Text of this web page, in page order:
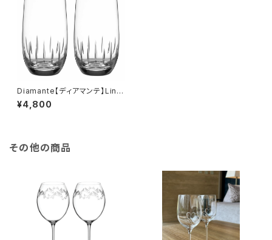
Diamante【ディアマンテ】Line
a リネア ハイボール ビアグラス
ペアセット
¥4,800
その他の商品